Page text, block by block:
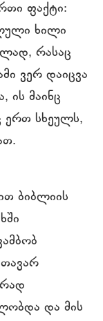
ფაქტი:
ხილი
რასაც
ვერ დაიცვა
ის მაინც
ერთ სხეულს,
ბიბლიის
და მის